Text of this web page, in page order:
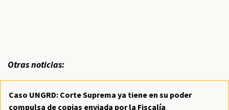
Otras noticias:
Caso UNGRD: Corte Suprema ya tiene en su poder
compulsa de copias enviada por la Fiscalía